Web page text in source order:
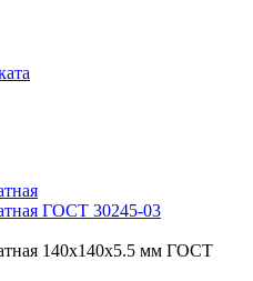
ГОСТ 30245-03
140x140x5.5 мм ГОСТ